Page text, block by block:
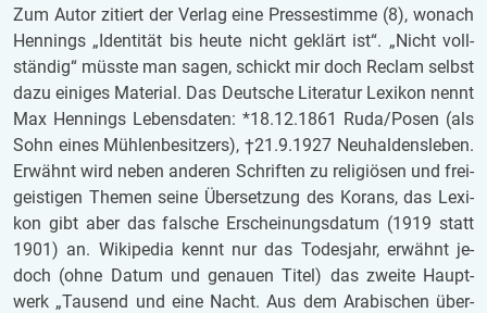
Zum Autor zi­tiert der Ver­lag eine Pres­se­stim­me (8), wo­nach
Hen­nings „Iden­ti­tät bis heute nicht ge­klärt ist“. „Nicht voll­
stän­dig“ müss­te man sagen, schickt mir doch Re­clam selbst
dazu ei­ni­ges Ma­te­ri­al. Das Deut­sche Li­te­ra­tur Le­xi­kon nennt
Max Hen­nings Le­bens­da­ten: *18.12.1861 Ruda/Posen (als
Sohn eines Müh­len­be­sit­zers), †21.9.1927 Neu­hal­dens­le­ben.
Er­wähnt wird neben an­de­ren Schrif­ten zu re­li­gi­ö­sen und frei­
geis­ti­gen The­men seine Über­set­zung des Ko­rans, das Le­xi­
kon gibt aber das fal­sche Er­schei­nungs­da­tum (1919 statt
1901) an. Wi­ki­pe­dia kennt nur das To­des­jahr, er­wähnt je­
doch (ohne Datum und ge­nau­en Titel) das zwei­te Haupt­
werk „Tau­send und eine Nacht. Aus dem Ara­bi­schen über­